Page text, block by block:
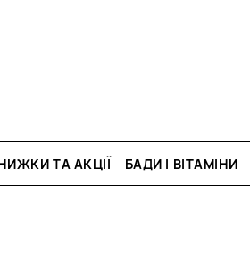
ТА АКЦІЇ БАДИ І ВІТАМІНИ